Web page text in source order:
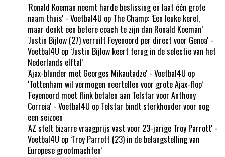
'Ronald Koeman neemt harde beslissing en laat één grote
naam thuis' - Voetbal4U op The Champ: ‘Een leuke kerel,
maar denkt een betere coach te zijn dan Ronald Koeman’
'Justin Bijlow (27) verruilt Feyenoord per direct voor Genoa' -
Voetbal4U op ‘Justin Bijlow keert terug in de selectie van het
Nederlands elftal’
'Ajax-blunder met Georges Mikautadze' - Voetbal4U op
‘Tottenham wil vermogen neertellen voor grote Ajax-flop’
'Feyenoord moet flink betalen aan Telstar voor Anthony
Correia' - Voetbal4U op Telstar bindt sterkhouder voor nog
een seizoen
'AZ stelt bizarre vraagprijs vast voor 23-jarige Troy Parrott' -
Voetbal4U op ‘Troy Parrott (23) in de belangstelling van
Europese grootmachten’